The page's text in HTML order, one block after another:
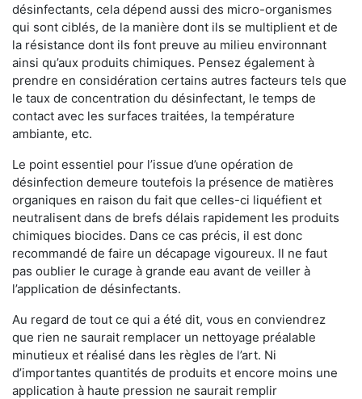
désinfectants, cela dépend aussi des micro-organismes
qui sont ciblés, de la manière dont ils se multiplient et de
la résistance dont ils font preuve au milieu environnant
ainsi qu’aux produits chimiques. Pensez également à
prendre en considération certains autres facteurs tels que
le taux de concentration du désinfectant, le temps de
contact avec les surfaces traitées, la température
ambiante, etc.
Le point essentiel pour l’issue d’une opération de
désinfection demeure toutefois la présence de matières
organiques en raison du fait que celles-ci liquéfient et
neutralisent dans de brefs délais rapidement les produits
chimiques biocides. Dans ce cas précis, il est donc
recommandé de faire un décapage vigoureux. Il ne faut
pas oublier le curage à grande eau avant de veiller à
l’application de désinfectants.
Au regard de tout ce qui a été dit, vous en conviendrez
que rien ne saurait remplacer un nettoyage préalable
minutieux et réalisé dans les règles de l’art. Ni
d’importantes quantités de produits et encore moins une
application à haute pression ne saurait remplir